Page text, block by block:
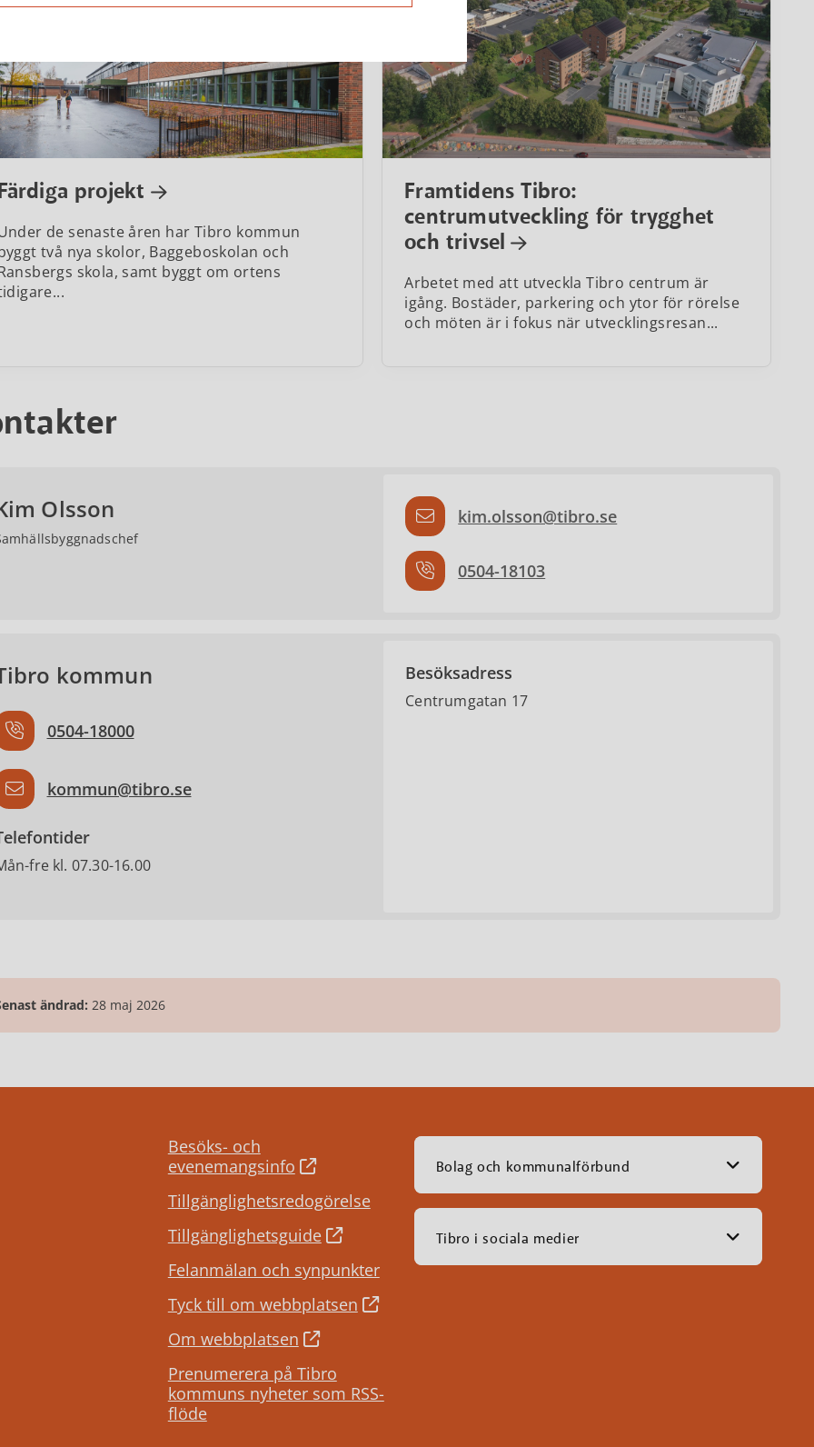
projekt
de senaste åren har Tibro kommun
två nya skolor, Baggeboskolan och
skola, samt byggt om ortens
Framtidens Tibro:
centrumutveckling för trygghet
och trivsel
Arbetet med att utveckla Tibro centrum är
igång. Bostäder, parkering och ytor för rörelse
och möten är i fokus när utvecklingsresan...
Olsson kim.olsson@tibro.se
0504-18103
kommun
0504-18000
kommun@tibro.se
fre kl. 07.30-16.00
Besöksadress
Centrumgatan 17
ändrad: 28 maj 2026
Besöks- och
evenemangsinfo
Tillgänglighetsredogörelse
Tillgänglighetsguide
Felanmälan och synpunkter
Tyck till om webbplatsen
Om webbplatsen
Prenumerera på Tibro
kommuns nyheter som RSS-
flöde
Bolag och kommunalförbund
Tibro i sociala medier